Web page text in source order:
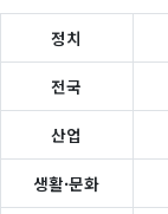
정치
전국
산업
생활·문화